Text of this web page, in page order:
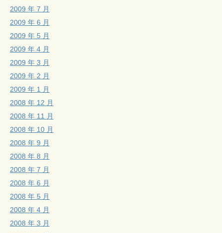
2009 年 7 月
2009 年 6 月
2009 年 5 月
2009 年 4 月
2009 年 3 月
2009 年 2 月
2009 年 1 月
2008 年 12 月
2008 年 11 月
2008 年 10 月
2008 年 9 月
2008 年 8 月
2008 年 7 月
2008 年 6 月
2008 年 5 月
2008 年 4 月
2008 年 3 月